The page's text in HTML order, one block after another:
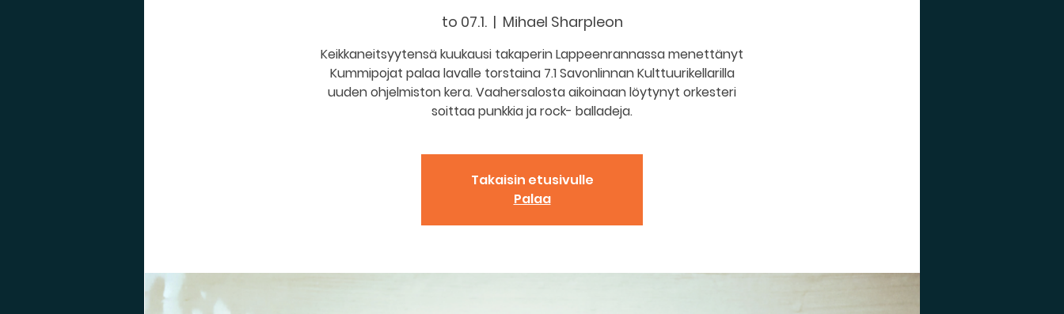
to 07.1.
  |
Mihael Sharpleon
Keikkaneitsyytensä kuukausi takaperin Lappeenrannassa menettänyt
Kummipojat palaa lavalle torstaina 7.1 Savonlinnan Kulttuurikellarilla
uuden ohjelmiston kera. Vaahersalosta aikoinaan löytynyt orkesteri
soittaa punkkia ja rock- balladeja.
Takaisin etusivulle
Palaa